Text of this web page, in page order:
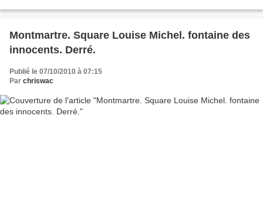
Montmartre. Square Louise Michel. fontaine des
innocents. Derré.
Publié le 07/10/2010 à 07:15
Par chriswac